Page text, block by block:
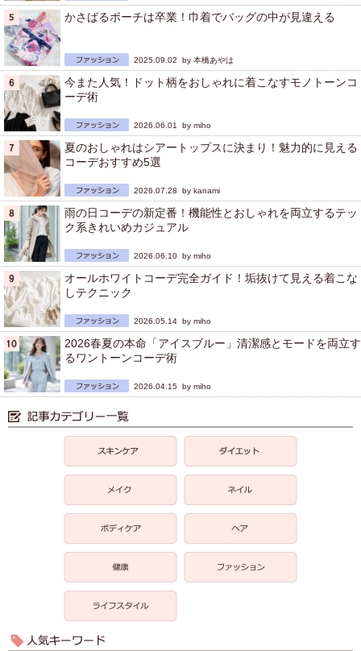
かさばるポーチは卒業！巾着でバッグの中が見違える
2025.09.02 by 本橋あやは
今また人気！ドット柄をおしゃれに着こなすモノトーンコ
ーデ術
2026.06.01 by miho
夏のおしゃれはシアートップスに決まり！魅力的に見える
コーデおすすめ5選
2026.07.28 by kanami
雨の日コーデの新定番！機能性とおしゃれを両立するテッ
ク系きれいめカジュアル
2026.06.10 by miho
オールホワイトコーデ完全ガイド！垢抜けて見える着こな
しテクニック
2026.05.14 by miho
2026春夏の本命「アイスブルー」清潔感とモードを両立す
るワントーンコーデ術
2026.04.15 by miho